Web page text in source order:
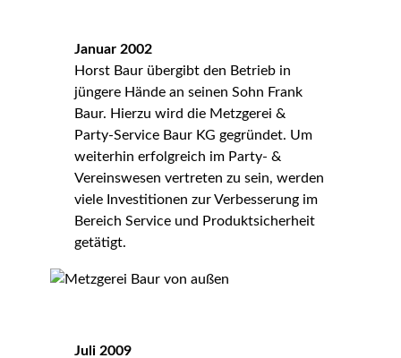
Januar 2002
Horst Baur übergibt den Betrieb in
jüngere Hände an seinen Sohn Frank
Baur. Hierzu wird die Metzgerei &
Party-Service Baur KG gegründet. Um
weiterhin erfolgreich im Party- &
Vereinswesen vertreten zu sein, werden
viele Investitionen zur Verbesserung im
Bereich Service und Produktsicherheit
getätigt.
Juli 2009